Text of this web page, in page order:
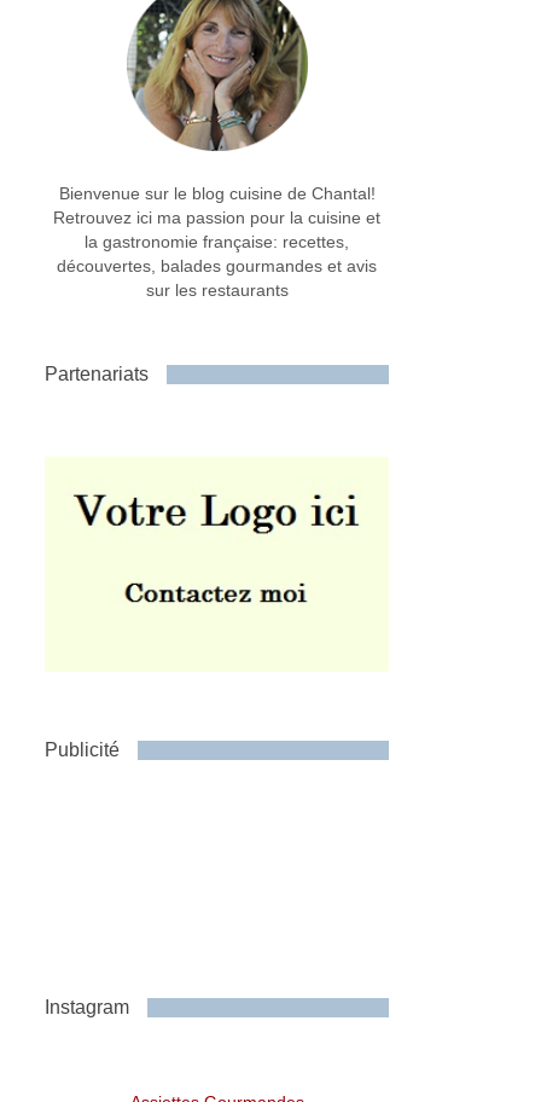
Bienvenue sur le blog cuisine de Chantal!
Retrouvez ici ma passion pour la cuisine et
la gastronomie française: recettes,
découvertes, balades gourmandes et avis
sur les restaurants
Partenariats
Publicité
Instagram